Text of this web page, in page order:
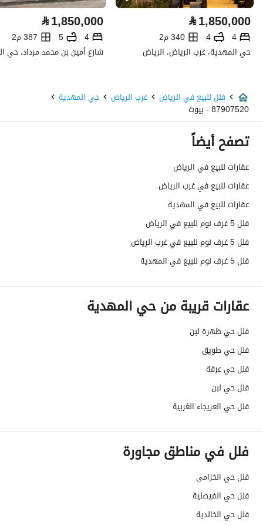
كهرباء
نعم
صرف صحي
الياف ضوئية
نعم
تفاصيل اضافية
عمر العقار
جديد
عرض الشارع
رقم المخطط
رقم صك الملكية
واجهة العقار
شمالية
حدود واطوال العقار
قنوات الاعلان
منصة مرخصة ،لوحة اعلانية ،الإذاعة
هل يوجد اي التزام على
العقار ؟
مطابقة لكود البناء
السعودي
العقار مقيد
لا
رقم الأرض
ملاحظات
⃁1,850,000
4
4
340 م2
حي المهدية، غرب الرياض، الرياض
⃁1,850,000
4
5 387 م2
فلل للبيع في الرياض غرب الرياض حي المهدية
87907520 - بيوت
تصفح أيضاً
عقارات للبيع في الرياض
عقارات للبيع في غرب الرياض
عقارات للبيع في المهدية
فلل 5 غرف نوم للبيع في الرياض
فلل 5 غرف نوم للبيع في غرب الرياض
فلل 5 غرف نوم للبيع في المهدية
عقارات قريبة من حي المهدية
فلل حي ظهرة لبن
فلل حي طويق
فلل حي عرقة
فلل حي لبن
فلل حي العريجاء الغربية
فلل في مناطق مجاورة
فلل حي الخزامى
فلل حي الفيصلية
فلل حي الخالدية